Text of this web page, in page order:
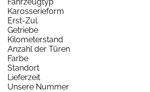
Karosserieform
Erst-Zul.
Getriebe
Kilometerstand
Anzahl der Türen
Farbe
Standort
Lieferzeit
Unsere Nummer